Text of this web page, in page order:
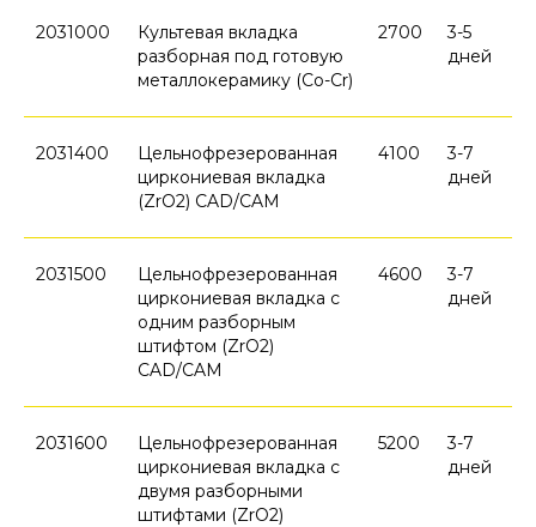
2031000
Культевая вкладка
разборная под готовую
металлокерамику (Co-Cr)
2700
3-5
дней
2031400
Цельнофрезерованная
циркониевая вкладка
(ZrO2) CAD/CAM
4100
3-7
дней
2031500
Цельнофрезерованная
циркониевая вкладка с
одним разборным
штифтом (ZrO2)
CAD/CAM
4600
3-7
дней
2031600
Цельнофрезерованная
циркониевая вкладка с
двумя разборными
штифтами (ZrO2)
5200
3-7
дней